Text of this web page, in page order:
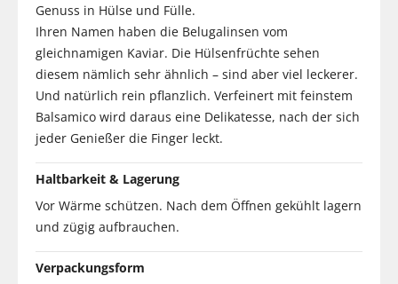
Genuss in Hülse und Fülle.
Ihren Namen haben die Belugalinsen vom
gleichnamigen Kaviar. Die Hülsenfrüchte sehen
diesem nämlich sehr ähnlich – sind aber viel leckerer.
Und natürlich rein pflanzlich. Verfeinert mit feinstem
Balsamico wird daraus eine Delikatesse, nach der sich
jeder Genießer die Finger leckt.
Haltbarkeit & Lagerung
Vor Wärme schützen. Nach dem Öffnen gekühlt lagern
und zügig aufbrauchen.
Verpackungsform